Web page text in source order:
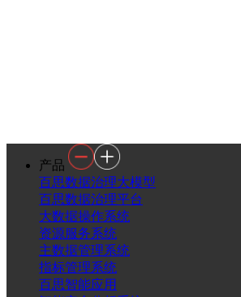
产品
百思数据治理大模型
百思数据治理平台
大数据操作系统
资源服务系统
主数据管理系统
指标管理系统
百思智能应用